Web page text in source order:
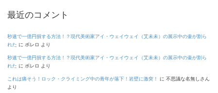
最近のコメント
秒速で一億円損する方法！？現代美術家アイ・ウェイウェイ（艾未未）の展示中の壷が割ら
れた に ボレロ より
秒速で一億円損する方法！？現代美術家アイ・ウェイウェイ（艾未未）の展示中の壷が割ら
れた に ボレロ より
これは痛そう！ロック・クライミング中の青年が落下！岩壁に激突！ に 不思議な名無しさん
より